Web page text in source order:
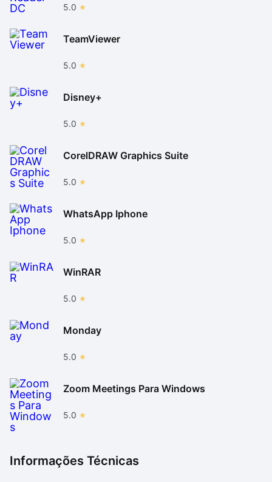
5.0
TeamViewer
5.0
Disney+
5.0
CorelDRAW Graphics Suite
5.0
WhatsApp Iphone
5.0
WinRAR
5.0
Monday
5.0
Zoom Meetings Para Windows
5.0
Informações Técnicas